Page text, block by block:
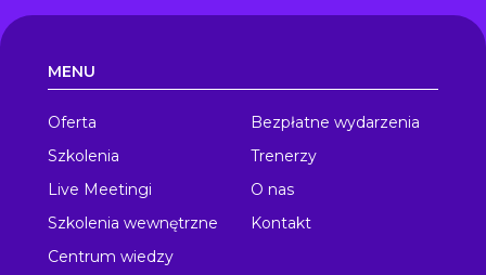
MENU
Oferta
Szkolenia
Live Meetingi
Szkolenia wewnętrzne
Centrum wiedzy
Bezpłatne wydarzenia
Trenerzy
O nas
Kontakt